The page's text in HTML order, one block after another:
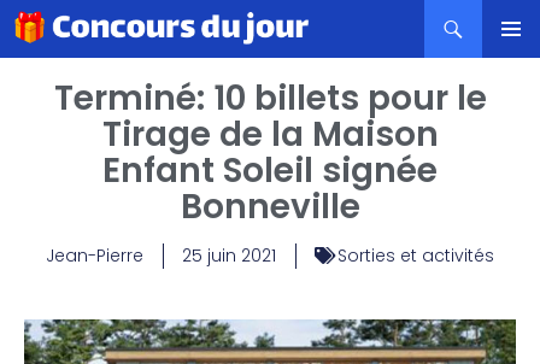
Terminé: 10 billets pour le
Tirage de la Maison
Enfant Soleil signée
Bonneville
Jean-Pierre 25 juin 2021 Sorties et activités